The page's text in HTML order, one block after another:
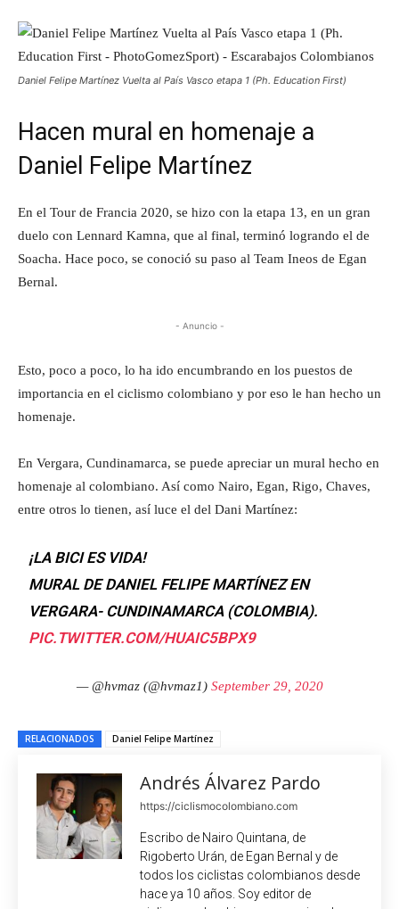
Daniel Felipe Martínez Vuelta al País Vasco etapa 1 (Ph. Education First)
Hacen mural en homenaje a
Daniel Felipe Martínez
En el Tour de Francia 2020, se hizo con la etapa 13, en un gran
duelo con Lennard Kamna, que al final, terminó logrando el de
Soacha. Hace poco, se conoció su paso al Team Ineos de Egan
Bernal.
- Anuncio -
Esto, poco a poco, lo ha ido encumbrando en los puestos de
importancia en el ciclismo colombiano y por eso le han hecho un
homenaje.
En Vergara, Cundinamarca, se puede apreciar un mural hecho en
homenaje al colombiano. Así como Nairo, Egan, Rigo, Chaves,
entre otros lo tienen, así luce el del Dani Martínez:
¡LA BICI ES VIDA!
MURAL DE DANIEL FELIPE MARTÍNEZ EN
VERGARA- CUNDINAMARCA (COLOMBIA).
PIC.TWITTER.COM/HUAIC5BPX9
— @hvmaz (@hvmaz1) September 29, 2020
RELACIONADOS Daniel Felipe Martínez
Andrés Álvarez Pardo
https://ciclismocolombiano.com
Escribo de Nairo Quintana, de
Rigoberto Urán, de Egan Bernal y de
todos los ciclistas colombianos desde
hace ya 10 años. Soy editor de